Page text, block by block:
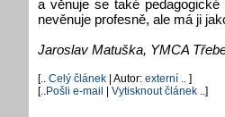
a věnuje se také
nevěnuje profesně, ale má ji
Jaroslav Matuška, YMCA
[.. Celý článek | Autor: externí .. ]
[.. Pošli e-mail | Vytisknout článek ..]